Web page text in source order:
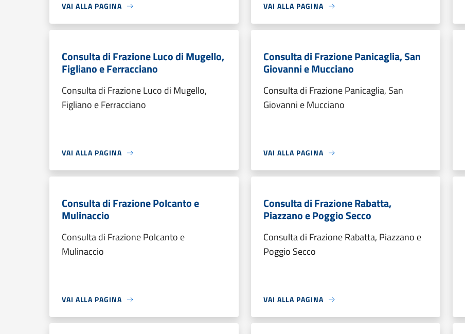
VAI ALLA PAGINA VAI ALLA PAGINA
Consulta di Frazione Luco di Mugello,
Figliano e Ferracciano
Consulta di Frazione Luco di Mugello,
Figliano e Ferracciano
VAI ALLA PAGINA
Consulta di Frazione Panicaglia, San
Giovanni e Mucciano
Consulta di Frazione Panicaglia, San
Giovanni e Mucciano
VAI ALLA PAGINA
Consulta di Frazione Polcanto e
Mulinaccio
Consulta di Frazione Polcanto e
Mulinaccio
VAI ALLA PAGINA
Consulta di Frazione Rabatta,
Piazzano e Poggio Secco
Consulta di Frazione Rabatta, Piazzano e
Poggio Secco
VAI ALLA PAGINA